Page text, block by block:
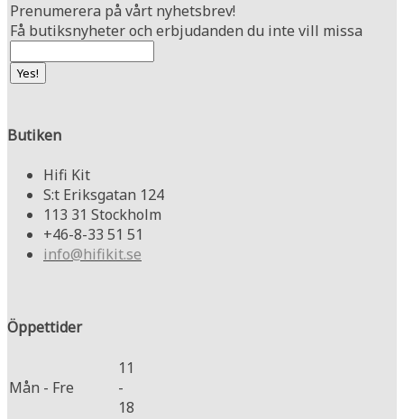
Prenumerera på vårt nyhetsbrev!
Få butiksnyheter och erbjudanden du inte vill missa
Butiken
Hifi Kit
S:t Eriksgatan 124
113 31 Stockholm
+46-8-33 51 51
info@hifikit.se
Öppettider
Mån - Fre
11
-
18